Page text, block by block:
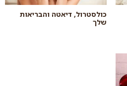
כולסטרול, דיאטה והבריאות
שלך